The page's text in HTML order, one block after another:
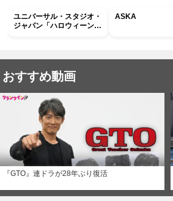
ユニバーサル・スタジオ・
ジャパン「ハロウィーン・
ASKA
おすすめ動画
『GTO』連ドラが28年ぶり復活